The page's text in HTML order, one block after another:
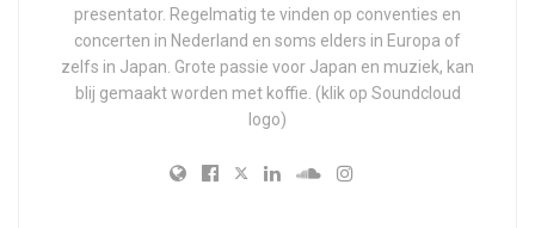
presentator. Regelmatig te vinden op conventies en
concerten in Nederland en soms elders in Europa of
zelfs in Japan. Grote passie voor Japan en muziek, kan
blij gemaakt worden met koffie. (klik op Soundcloud
logo)